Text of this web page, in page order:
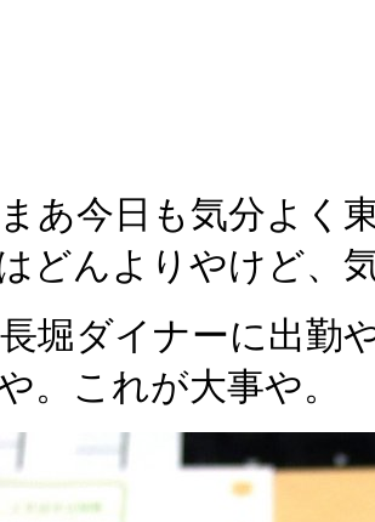
あ今日も気分よく
どんよりやけど、
堀ダイナーに出勤
。これが大事や。